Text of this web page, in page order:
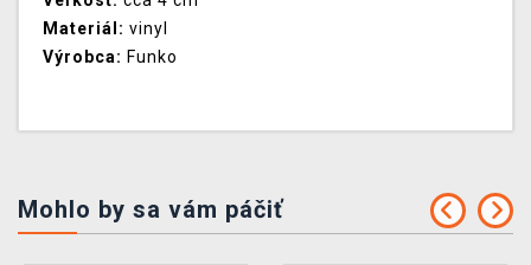
Materiál: vinyl
Výrobca: Funko
Mohlo by sa vám páčiť